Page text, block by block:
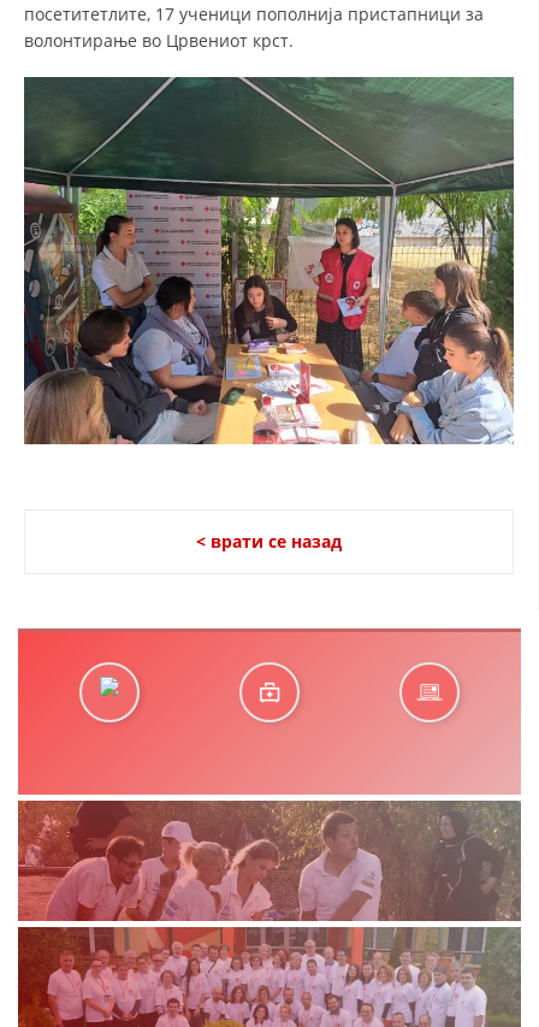
посетитетлите, 17 ученици пополнија пристапници за
волонтирање во Црвениот крст.
< врати се назад